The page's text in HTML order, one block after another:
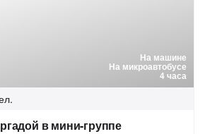
На машине
На микроавтобусе
4 часа
в мини-группе